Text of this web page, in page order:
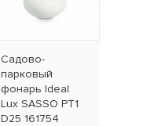
Садово-
парковый
фонарь Ideal
Lux SASSO PT1
D25 161754